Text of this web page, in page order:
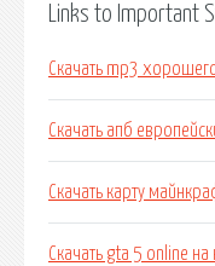
Links to Important
Скачать mp3
Скачать апб
Скачать карту
Скачать gta 5 online